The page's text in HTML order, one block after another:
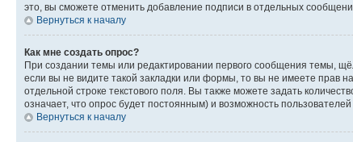
это, вы сможете отменить добавление подписи в отдельных
Вернуться к началу
Как мне создать опрос?
При создании темы или редактировании первого сообщения темы,
если вы не видите такой закладки или формы, то вы не имеете прав
отдельной строке текстового поля. Вы также можете задать
означает, что опрос будет постоянным) и возможность
Вернуться к началу